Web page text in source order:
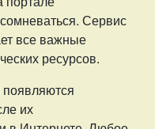
Сервис
все важные
ресурсов.
их